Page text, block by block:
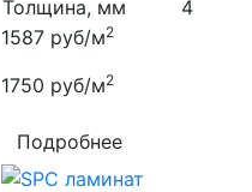
Толщина, мм
4
1587 руб/м2
1750 руб/м2
Подробнее